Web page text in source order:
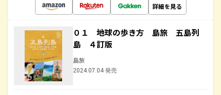
詳細を見る
０１ 地球の歩き方 島旅 五島列
島 ４訂版
島旅
2024.07.04 発売